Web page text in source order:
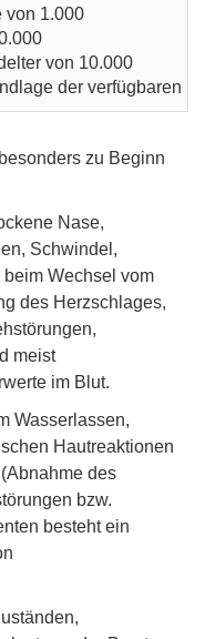
von 1.000
von 10.000
der verfügbaren
zu Beginn
Nase,
Schwindel,
Wechsel vom
des Herzschlages,
meist
im Blut.
Wasserlassen,
Hautreaktionen
des
bzw.
besteht ein